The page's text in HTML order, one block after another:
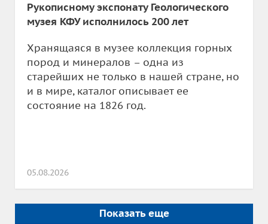
Рукописному экспонату Геологического
музея КФУ исполнилось 200 лет
Хранящаяся в музее коллекция горных
пород и минералов – одна из
старейших не только в нашей стране, но
и в мире, каталог описывает ее
состояние на 1826 год.
05.08.2026
Показать еще